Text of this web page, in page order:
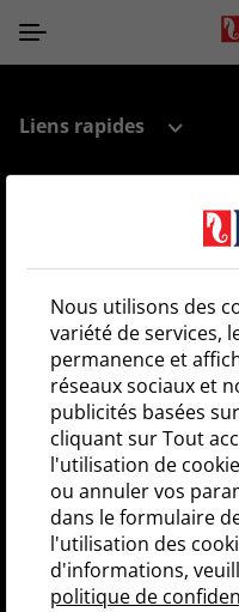
Liens rapides
Centre
Enregistrez votre
Carte des
Enregistrez-vous et
Red Sea !
Nous utilisons des
variété de services,
permanence et
réseaux sociaux et
publicités basées
cliquant sur Tout
l'utilisation de
ou annuler vos
dans le formulaire
l'utilisation des
d'informations,
politique de